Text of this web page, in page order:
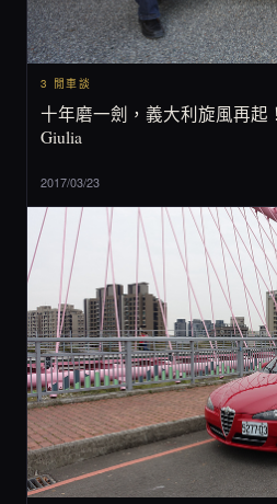
3 閒車談
十年磨一劍，義大利旋風再起
Giulia
2017/03/23